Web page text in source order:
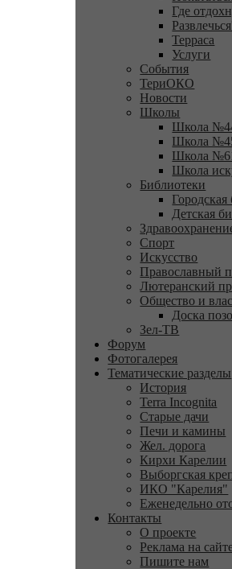
Где
Терраса
Услуги
События
ТериОКО
Новости
Школы
Школа
Школа
Школа
Школа
Библиотеки
Городская
Детская
Спорт
Искусство
Православный
Лютеранский
Общество и
Доска
Зел-ТВ
Форум
Фотогалерея
Тематические разделы
История
Terra Incognita
Старые дачи
Печи и камины
Жел. дорога
Кирхи Карелии
Выборгская
ИКО "Карелия"
Еженедельно
Контакты
О проекте
Реклама на
Пишите нам